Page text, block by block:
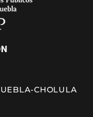
CHOLULA